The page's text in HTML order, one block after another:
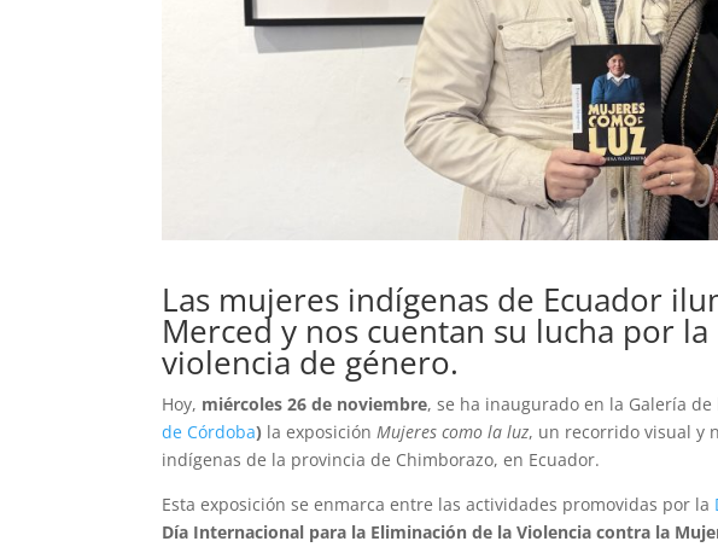
Las mujeres indígenas de Ecuador
Mercedy nos cuentan su lucha por
violencia de género.
Hoy, miércoles 26 de noviembre, se ha inaugurado en la Galería
de Córdoba) la exposiciónMujeres como la luz, un recorrido visual y
indígenas de la provincia de Chimborazo, en Ecuador.
Esta exposición se enmarca entre las actividades promovidas por la
Día Internacional para la Eliminación de la Violencia contra la